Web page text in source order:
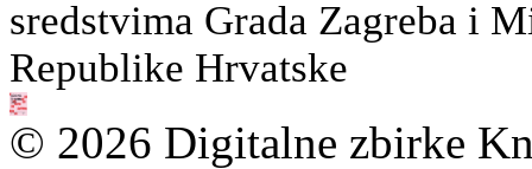
sredstvima Grada Zagreba i
Republike Hrvatske
© 2026 Digitalne zbirke